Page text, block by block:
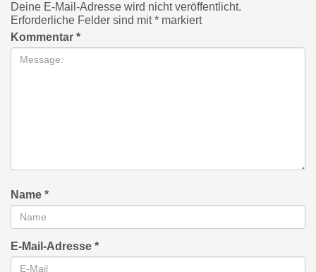
Deine E-Mail-Adresse wird nicht veröffentlicht.
Erforderliche Felder sind mit* markiert
Kommentar *
Name *
E-Mail-Adresse *